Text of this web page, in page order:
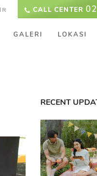
CALL CENTER
GALERI LOKASI
RECENT